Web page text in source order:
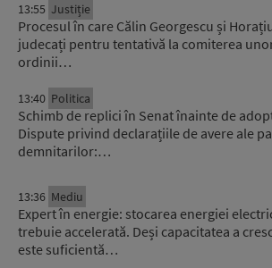
13:55 Justiție
Procesul în care Călin Georgescu și
judecați pentru tentativă la comiterea
ordinii…
13:40 Politica
Schimb de replici în Senat înainte de
Dispute privind declarațiile de avere ale
demnitarilor:…
13:36 Mediu
Expert în energie: stocarea energiei
trebuie accelerată. Deși capacitatea a
este suficientă…